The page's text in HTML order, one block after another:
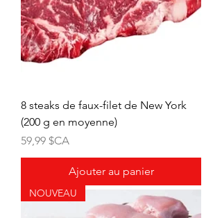
8 steaks de faux-filet de New York
(200 g en moyenne)
Prix
59,99 $CA
Ajouter au panier
NOUVEAU